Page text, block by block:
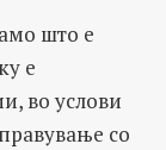
што е
е
во услови
со